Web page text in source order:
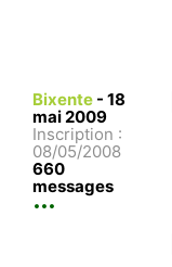
Bixente - 18
mai 2009
Inscription :
08/05/2008
660
messages